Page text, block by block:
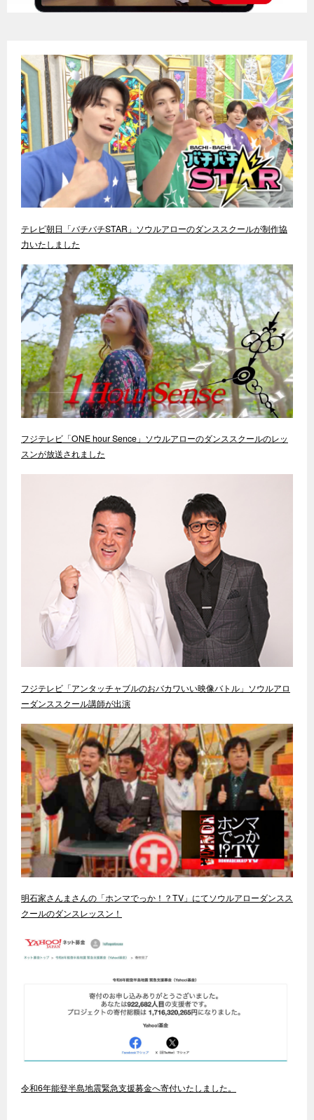
テレビ朝日「バチバチSTAR」ソウルアローのダンススクールが制作協
力いたしました
フジテレビ「ONE hour Sence」ソウルアローのダンススクールのレッ
スンが放送されました
フジテレビ「アンタッチャブルのおバカワいい映像バトル」ソウルアロ
ーダンススクール講師が出演
明石家さんまさんの「ホンマでっか！？TV」にてソウルアローダンスス
クールのダンスレッスン！
令和6年能登半島地震緊急支援募金へ寄付いたしました。